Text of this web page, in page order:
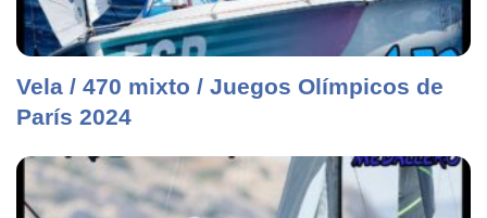
Vela / 470 mixto / Juegos Olímpicos de
París 2024